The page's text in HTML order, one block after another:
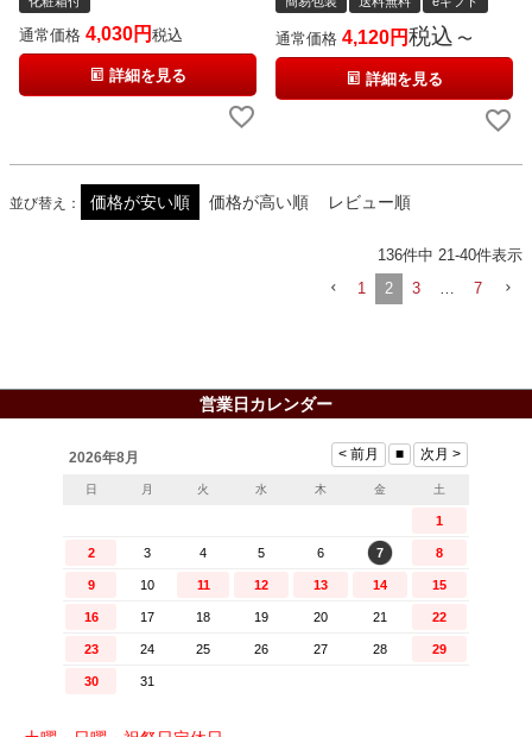
通常価格 4,030 税込
詳細を見る
通常価格 4,120 税込 〜
詳細を見る
並び替え 価格が安い順 価格が高い順 レビュー順
136件中 21-40件表示
1
2 3 … 7
営業日カレンダー